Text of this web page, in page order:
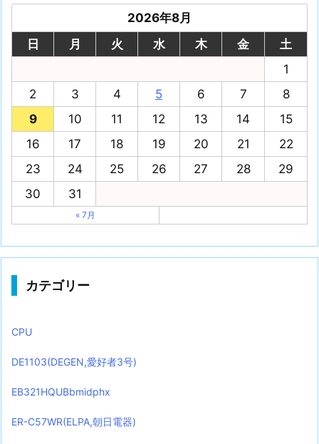
2026年8月
日
月 火 水 木 金
土
1
2
3 4 5 6 7
8
9
10 11 12 13 14
15
16
17 18 19 20 21
22
23
24 25 26 27 28
29
30
31
« 7月
カテゴリー
CPU
DE1103(DEGEN,愛好者3号)
EB321HQUBbmidphx
ER-C57WR(ELPA,朝日電器)